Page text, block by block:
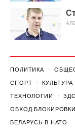
ПОЛИТИКА
СПОРТ КУЛЬТУРА
ТЕХНОЛОГИИ
ОБХОД
БЕЛАРУСЬ В НАТО